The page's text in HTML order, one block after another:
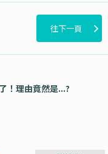
往下一頁
！理由竟然是...?